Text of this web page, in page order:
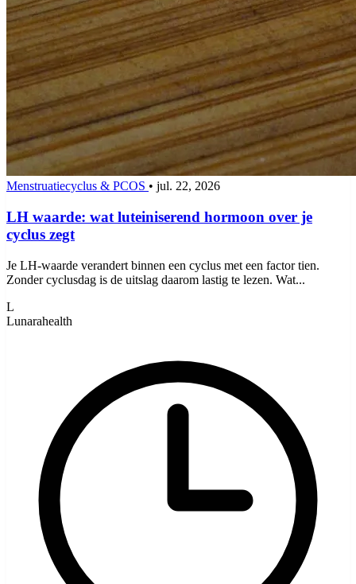
Menstruatiecyclus & PCOS • jul. 22, 2026
LH waarde: wat luteiniserend hormoon over je
cyclus zegt
Je LH-waarde verandert binnen een cyclus met een factor tien.
Zonder cyclusdag is de uitslag daarom lastig te lezen. Wat...
L
Lunarahealth